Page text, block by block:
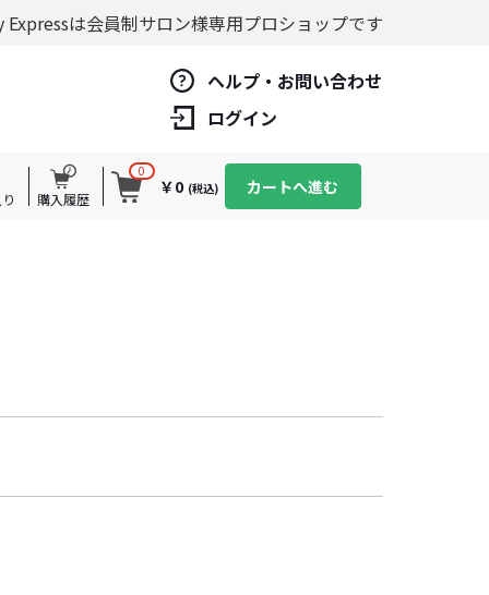
Expressは会員制サロン様専用プロショップです
ヘルプ・お問い合わせ
ログイン
購入履歴
0
￥0 (税込) カートへ進む